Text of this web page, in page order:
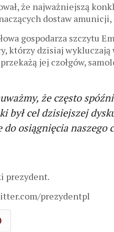
że najważniejszą
dostaw
gospodarza szczytu
którzy dzisiaj
jej czołgów,
że często
był cel dzisiejszej
do osiągnięcia naszego
prezydent.
prezydentpl